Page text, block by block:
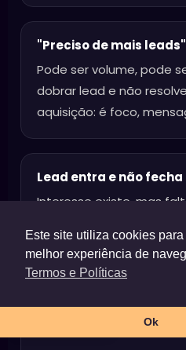
"Preciso de mais leads"
Pode ser volume, pode
dobrar lead e não
aquisição: é foco,
Lead entra e não fecha
Interesse existe, mas
genérica,
ou condução comercial
Marca não é lembrada
Este site utiliza cookies
melhor experiência de
Termos e Políticas
Ok